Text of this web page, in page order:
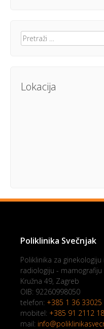
Pretraži:
Lokacija
Poliklinika Svečnjak
Poliklinika za
radiologiju - mamografiju
Kružna 49, Zagreb
OIB: 92260998050
telefon: +385 1 36 33025
mobitel: +385 91 2112
mail: